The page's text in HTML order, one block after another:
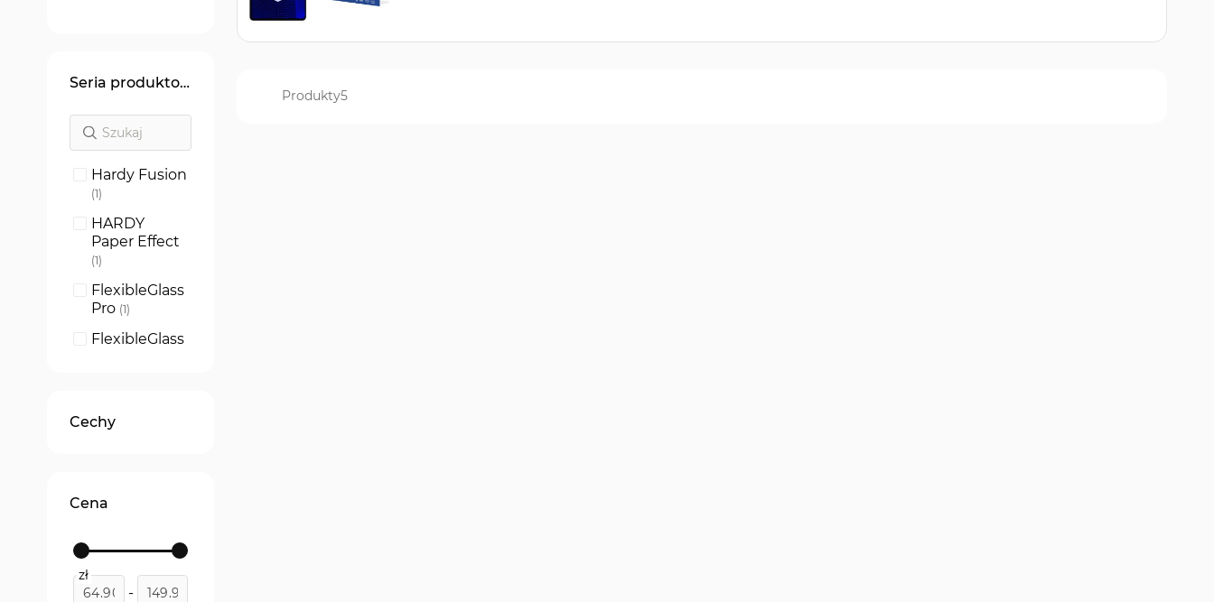
Produkty5
Seria produktowa
Hardy Fusion
1
produkt
HARDY
Paper Effect
1
produkt
FlexibleGlass
Pro 1
produkt
FlexibleGlass
Cechy
Cena
zł
-